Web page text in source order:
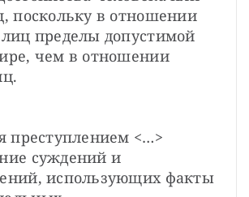
поскольку в отношении
пределы допустимой
чем в отношении
преступлением <…>
суждений и
использующих факты